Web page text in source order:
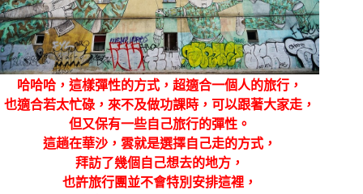
哈哈哈，這樣彈性的方式，超適合一個人的旅行，
也適合若太忙碌，來不及做功課時，可以跟著大家走，
但又保有一些自己旅行的彈性。
這趟在華沙，雲就是選擇自己走的方式，
拜訪了幾個自己想去的地方，
也許旅行團並不會特別安排這裡，